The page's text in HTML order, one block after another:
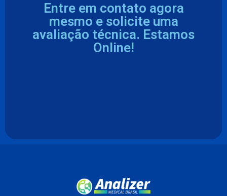
Entre em contato agora
mesmo e solicite uma
avaliação técnica. Estamos
Online!